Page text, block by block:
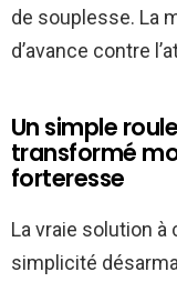
de souplesse. La
d’avance contre
Un simple
transformé
forteresse
La vraie solution à
simplicité